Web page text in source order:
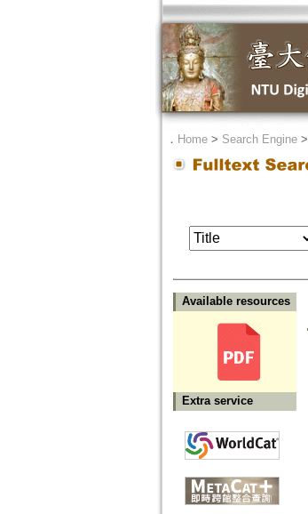
． Home> Search Engine>
Available resources
Extra service